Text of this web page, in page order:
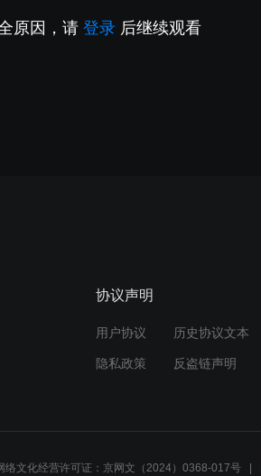
原因，请 登录 后继续观看
协议声明
用户协议 历史协议文本
隐私政策 反盗链声明
络文化经营许可证：京网文（2024）0368-017号